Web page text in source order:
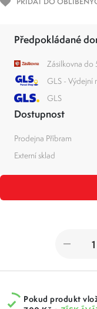
Předpokládané
Zásilkovna do
GLS - Výdejní
GLS
Dostupnost
Prodejna Příbram
Externí sklad
Pokud produkt